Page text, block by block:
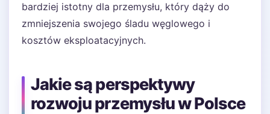
bardziej istotny dla przemysłu, który dąży do
zmniejszenia swojego śladu węglowego i
kosztów eksploatacyjnych.
Jakie są perspektywy
rozwoju przemysłu w Polsce